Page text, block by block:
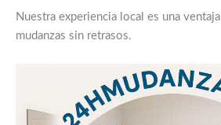
Nuestra experiencia local es una
mudanzas sin retrasos.